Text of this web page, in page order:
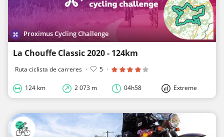
Proximus Cycling Challenge
La Chouffe Classic 2020 - 124km
Ruta ciclista de carreres · 5 ·
124 km 2 073 m 04h58 Extreme